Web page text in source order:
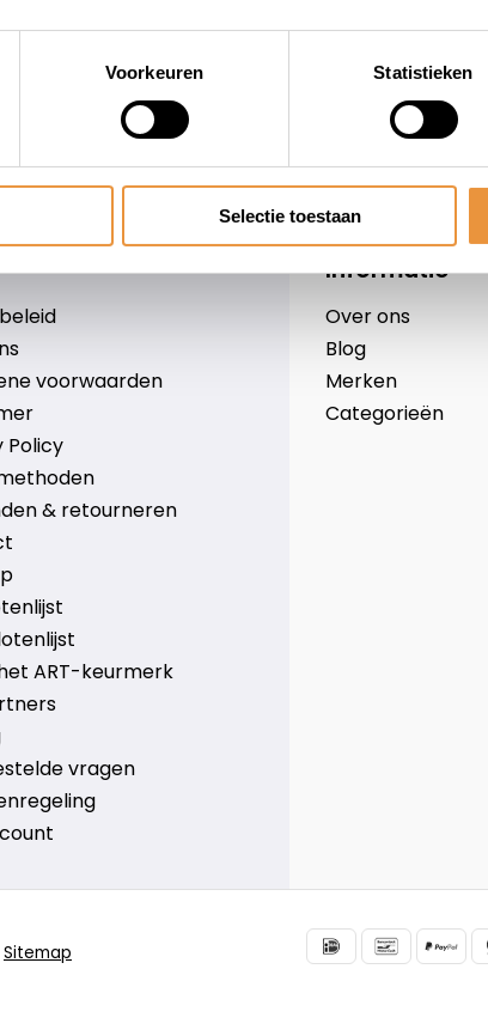
Voorkeuren Statistieken
Selectie toestaan
Snelle levering Niet goed = geld terug
voorwaarden
Policy
& retourneren
ART-keurmerk
vragen
Informatie
Over ons
Blog
Merken
Categorieën
Sitemap